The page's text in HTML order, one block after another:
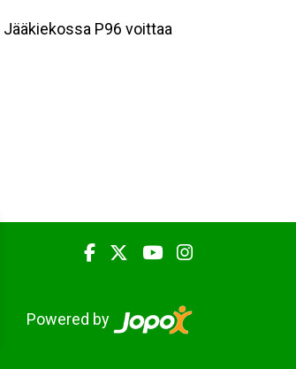
P96 voittaa
Powered by